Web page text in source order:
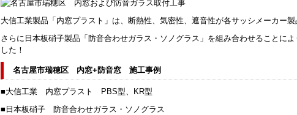
大信工業製品「内窓プラスト」は、断熱性、気密性、遮音性が各サッシメーカー製
さらに日本板硝子製品「防音合わせガラス・ソノグラス」を組み合わせることに
した！
名古屋市瑞穂区 内窓+防音窓 施工事例
■大信工業 内窓プラスト PBS型、KR型
■日本板硝子 防音合わせガラス・ソノグラス